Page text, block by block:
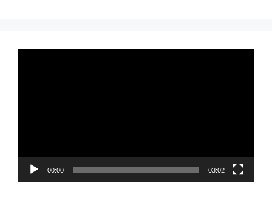
00:00 03:02